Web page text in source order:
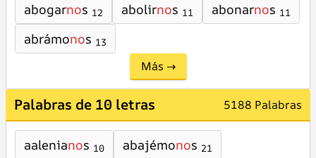
abogarnos 12 abolirnos 11 abonarnos 11
abrámonos 13
Más →
Palabras de 10 letras 5188 Palabras
aalenianos 10 abajémonos 21